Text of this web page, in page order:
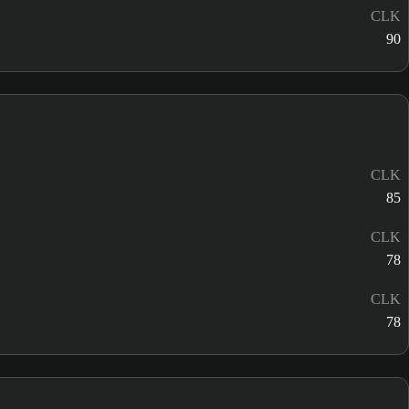
CLK
90
CLK
85
CLK
78
CLK
78